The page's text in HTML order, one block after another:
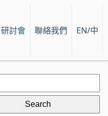
研討會 聯絡我們 EN/中